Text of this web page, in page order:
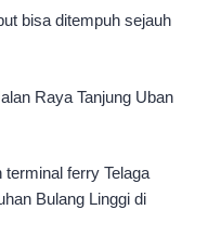
bisa ditempuh sejauh
Raya Tanjung Uban
ferry Telaga
Bulang Linggi di